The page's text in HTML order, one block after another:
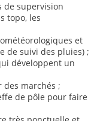
de supervision
topo, les
et
de suivi des pluies) ;
développent un
marchés ;
de pôle pour faire